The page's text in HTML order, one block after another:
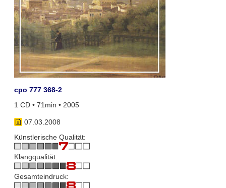
cpo 777 368-2
1 CD • 71min • 2005
07.03.2008
Künstlerische Qualität:
Klangqualität:
Gesamteindruck: